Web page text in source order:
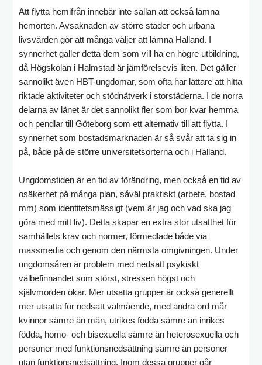
Att flytta hemifrån innebär inte sällan att också lämna
hemorten. Avsaknaden av större städer och urbana
livsvärden gör att många väljer att lämna Halland. I
synnerhet gäller detta dem som vill ha en högre utbildning,
då Högskolan i Halmstad är jämförelsevis liten. Det gäller
sannolikt även HBT-ungdomar, som ofta har lättare att hitta
riktade aktiviteter och stödnätverk i storstäderna. I de norra
delarna av länet är det sannolikt fler som bor kvar hemma
och pendlar till Göteborg som ett alternativ till att flytta. I
synnerhet som bostadsmarknaden är så svår att ta sig in
på, både på de större universitetsorterna och i Halland.
Ungdomstiden är en tid av förändring, men också en tid av
osäkerhet på många plan, såväl praktiskt (arbete, bostad
mm) som identitetsmässigt (vem är jag och vad ska jag
göra med mitt liv). Detta skapar en extra stor utsatthet för
samhällets krav och normer, förmedlade både via
massmedia och genom den närmsta omgivningen. Under
ungdomsåren är problem med nedsatt psykiskt
välbefinnandet som störst, stressen högst och
självmorden ökar. Mer utsatta grupper är också generellt
mer utsatta för nedsatt välmående, med andra ord mår
kvinnor sämre än män, utrikes födda sämre än inrikes
födda, homo- och bisexuella sämre än heterosexuella och
personer med funktionsnedsättning sämre än personer
utan funktionsnedsättning. Inom dessa grupper går